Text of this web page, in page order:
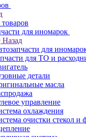
для иномарок
Назад
для
для ТО и
детали
масла
управление
охлаждения
очистки стекол и